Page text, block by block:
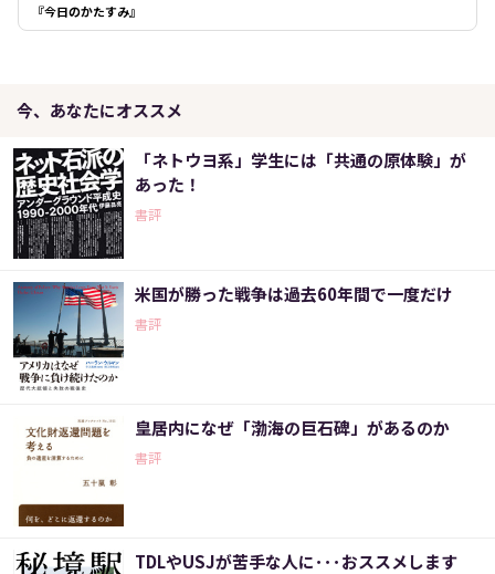
『今日のかたすみ』
今、あなたにオススメ
「ネトウヨ系」学生には「共通の原体験」が
あった！
書評
米国が勝った戦争は過去60年間で一度だけ
書評
皇居内になぜ「渤海の巨石碑」があるのか
書評
TDLやUSJが苦手な人に･･･おススメします